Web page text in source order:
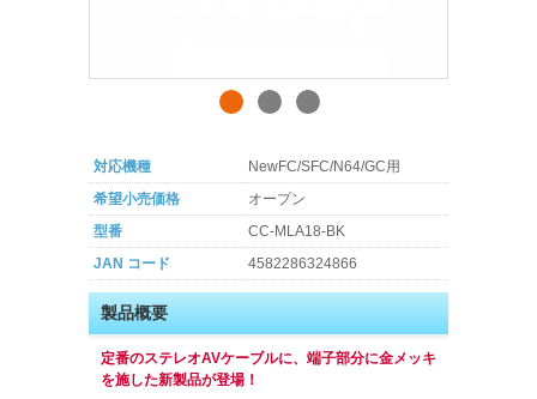
対応機種
NewFC/SFC/N64/GC用
希望小売価格
オープン
型番
CC-MLA18-BK
JAN コード
4582286324866
製品概要
定番のステレオAVケーブルに、端子部分に金メッキ
を施した新製品が登場！